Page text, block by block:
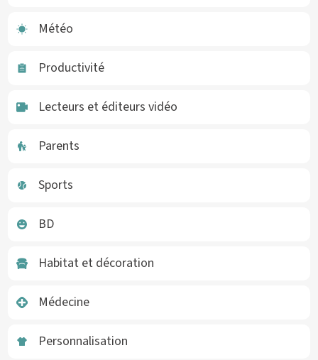
Météo
Productivité
Lecteurs et éditeurs vidéo
Parents
Sports
BD
Habitat et décoration
Médecine
Personnalisation